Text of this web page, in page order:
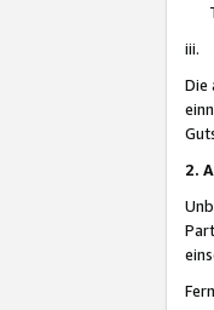
iii.
Die
2.